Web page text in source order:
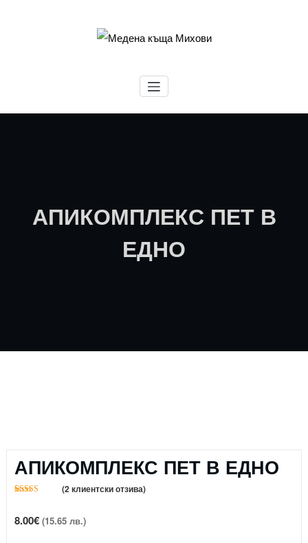
Медена къща Михови
АПИКОМПЛЕКС ПЕТ В
ЕДНО
АПИКОМПЛЕКС ПЕТ В ЕДНО
базирано на
потребителски
(2клиентски отзива)
8.00€ (15.65 лв.)